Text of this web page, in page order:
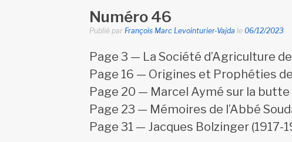
Numéro 46
Publié par François Marc Levointurier-Vajda le 06/12/2023
Page 3 — La Société d’Agriculture
Page 16 — Origines et Prophéties
Page 20 — Marcel Aymé sur la
Page 23 — Mémoires de l’Abbé
Page 31 — Jacques Bolzinger (1917-